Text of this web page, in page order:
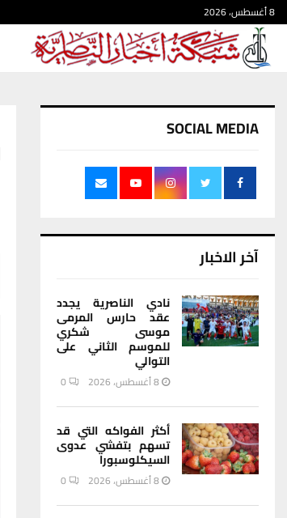
8 أغسطس، 2026
SOCIAL MEDIA
آخر الاخبار
نادي الناصرية يجدد
عقد حارس المرمى
موسى شكري
للموسم الثاني على
التوالي
8 أغسطس، 2026 0
أكثر الفواكه التي قد
تسهم بتفشي عدوى
السيكلوسبورا
8 أغسطس، 2026 0